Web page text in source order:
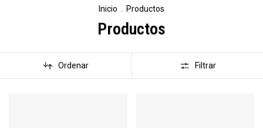
Inicio Productos
Productos
Ordenar Filtrar